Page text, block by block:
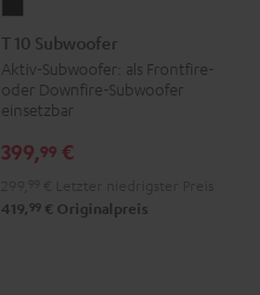
10
Subwoofer
Schwarz
T 10 Subwoofer
Aktiv-Subwoofer: als Frontfire-
oder Downfire-Subwoofer
einsetzbar
399,99 €
419, 99 € Originalpreis